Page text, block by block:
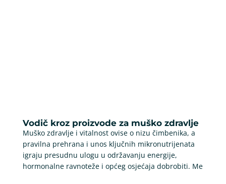
Vodič kroz proizvode za muško zdravlje
Muško zdravlje i vitalnost ovise o nizu čimbenika, a
pravilna prehrana i unos ključnih mikronutrijenata
igraju presudnu ulogu u održavanju energije,
hormonalne ravnoteže i općeg osjećaja dobrobiti. Me